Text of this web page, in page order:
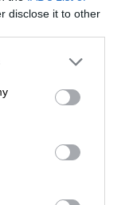
disclose it to other
dysz.
modeli
z
T620, HP